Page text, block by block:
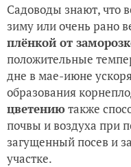
Садоводы знают, что
зиму или очень рано
плёнкой от
положительные
дне в мае-июне
образования
цветениютакже
почвы и воздуха при
загущенный посев и
участке.